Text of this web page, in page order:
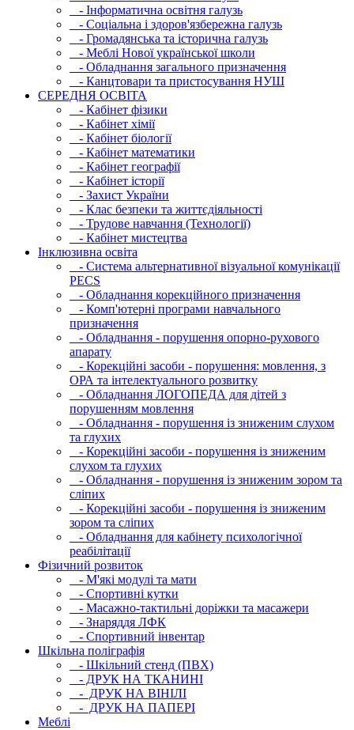
- Інфopматична освітня галузь
- Соціальна і здоров'язбережна галузь
- Громадянська та історична галузь
- Меблі Нової української школи
- Обладнання загального призначення
- Канцтовари та пристосування НУШ
СЕРЕДНЯ ОСВIТА
- Кабінет фізики
- Кабінет хімії
- Кабінет біології
- Кабінет математики
- Кабінет географії
- Кабінет історії
- Захист України
- Клас безпеки та життєдіяльності
- Трудове навчання (Технології)
- Кабінет мистецтва
Інклюзивна освіта
- Система альтернативної візуальної комунікації
PECS
- Обладнання корекційного призначення
- Комп'ютерні програми навчального
призначення
- Обладнання - порушення опорно-рухового
апарату
- Корекційні засоби - порушення: мовлення, з
ОРА та інтелектуального розвитку
- Обладнання ЛОГОПЕДА для дітей з
порушенням мовлення
- Обладнання - порушення із зниженим слухом
та глухих
- Корекційні засоби - порушення із зниженим
слухом та глухих
- Обладнання - порушення із зниженим зором та
сліпих
- Корекційні засоби - порушення із зниженим
зором та сліпих
- Обладнання для кабінету психологічної
реабілітації
Фізичний розвиток
- М'які модулi та мати
- Спортивні кутки
- Масажно-тактильні доріжки та масажери
- Знаряддя ЛФК
- Спортивний інвентар
Шкільна поліграфія
- Шкільний стенд (ПВХ)
- ДРУК НА ТКАНИНІ
- ДРУК НА ВІНІЛІ
- ДРУК НА ПАПЕРІ
Меблі